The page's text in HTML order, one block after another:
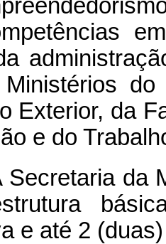
do
Exterior, da
e do
Secretaria da
e até 2